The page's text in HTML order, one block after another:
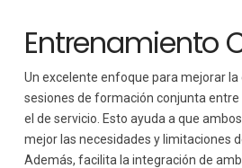
Entrenamiento
Un excelente enfoque para mejorar
sesiones de formación conjunta entre
el de servicio. Esto ayuda a que
mejor las necesidades y limitaciones
Además, facilita la integración de